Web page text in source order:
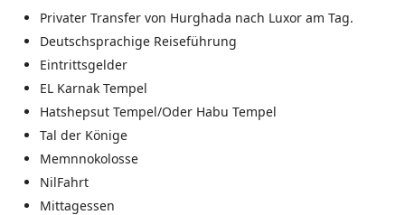
Privater Transfer von Hurghada nach Luxor am Tag.
Deutschsprachige Reiseführung
Eintrittsgelder
EL Karnak Tempel
Hatshepsut Tempel/Oder Habu Tempel
Tal der Könige
Memnnokolosse
NilFahrt
Mittagessen